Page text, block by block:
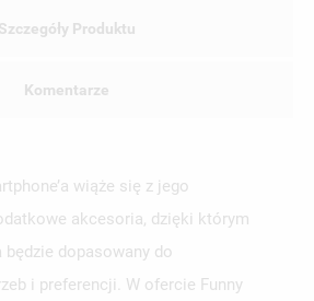
Szczegóły Produktu
Komentarze
wiąże się z jego
akcesoria, dzięki którym
dopasowany do
i preferencji. W ofercie Funny